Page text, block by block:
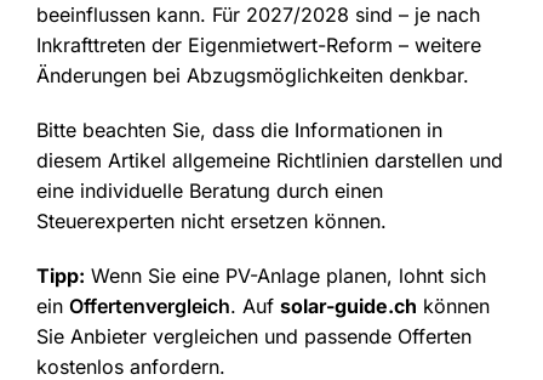
beeinflussen kann. Für 2027/2028 sind – je nach
Inkrafttreten der Eigenmietwert-Reform – weitere
Änderungen bei Abzugsmöglichkeiten denkbar.
Bitte beachten Sie, dass die Informationen in
diesem Artikel allgemeine Richtlinien darstellen und
eine individuelle Beratung durch einen
Steuerexperten nicht ersetzen können.
Tipp: Wenn Sie eine PV-Anlage planen, lohnt sich
ein Offertenvergleich. Auf solar-guide.ch können
Sie Anbieter vergleichen und passende Offerten
kostenlos anfordern.